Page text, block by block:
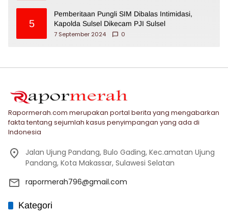
5
Pemberitaan Pungli SIM Dibalas Intimidasi,
Kapolda Sulsel Dikecam PJI Sulsel
7 September 2024
0
Rapormerah.com merupakan portal berita yang mengabarkan
fakta tentang sejumlah kasus penyimpangan yang ada di
Indonesia
Jalan Ujung Pandang, Bulo Gading, Kec.amatan Ujung
Pandang, Kota Makassar, Sulawesi Selatan
rapormerah796@gmail.com
Kategori